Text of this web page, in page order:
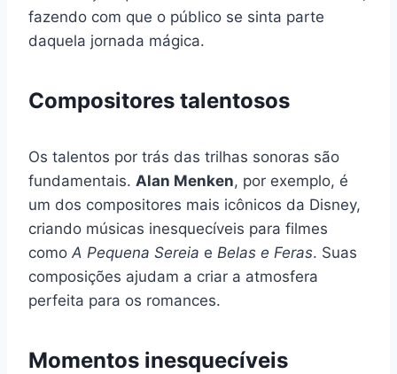
fazendo com que o público se sinta parte
daquela jornada mágica.
Compositores talentosos
Os talentos por trás das trilhas sonoras são
fundamentais. Alan Menken, por exemplo, é
um dos compositores mais icônicos da Disney,
criando músicas inesquecíveis para filmes
como A Pequena Sereia e Belas e Feras. Suas
composições ajudam a criar a atmosfera
perfeita para os romances.
Momentos inesquecíveis